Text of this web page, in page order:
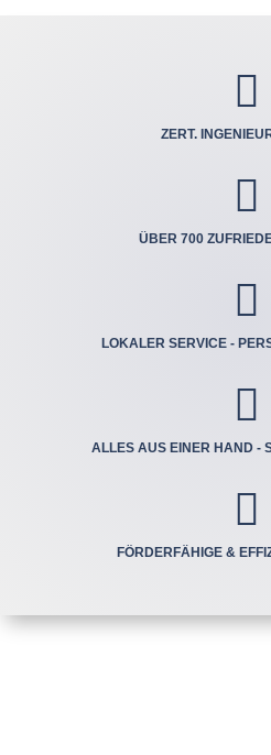

ZERT.

ÜBER 700

LOKALER SERVICE -

ALLES AUS EINER HAND -

FÖRDERFÄHIGE &